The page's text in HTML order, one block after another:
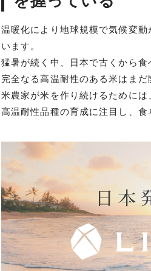
温暖化により地球規模で気候変
います。
猛暑が続く中、日本で古くから
完全なる高温耐性のある米はま
米農家が米を作り続けるために
高温耐性品種の育成に注目し、